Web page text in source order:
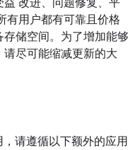
改进、问题修复、平
有用户都有可靠且价格
储空间。为了增加能够
尽可能缩减更新的大
请遵循以下额外的应用